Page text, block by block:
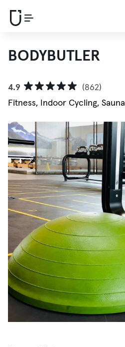
BODYBUTLER
4.9
(862)
Fitness, Indoor Cycling, Sauna